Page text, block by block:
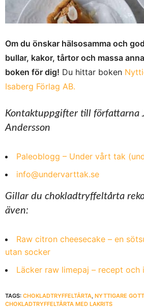
Om du önskar hälsosamma och
bullar, kakor, tårtor och massa
boken för dig! Du hittar boken
Isaberg Förlag AB.
Kontaktuppgifter till författarna
Andersson
Paleoblogg – Under vårt tak
info@undervarttak.se
Gillar du chokladtryffeltårta
även:
Raw citron cheesecake – en
utan socker
Läcker raw limepaj – recept och
TAGS: CHOKLADTRYFFELTÅRTA, NYTTIGARE GOTT
CHOKLADTRYFFELTÅRTA MED LAKRITS